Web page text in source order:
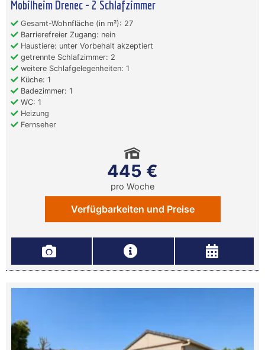
Mobilheim Drenec - 2 Schlafzimmer
Gesamt-Wohnfläche (in m²): 27
Barrierefreier Zugang: nein
Haustiere: unter Vorbehalt akzeptiert
getrennte Schlafzimmer: 2
weitere Schlafgelegenheiten: 1
Küche: 1
Badezimmer: 1
WC: 1
Heizung
Fernseher
445 €
pro Woche
Verfügbarkeiten und Preise